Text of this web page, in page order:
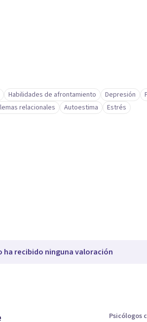
Habilidades de afrontamiento Depresión
relacionales Autoestima Estrés
ha recibido ninguna valoración
Psicólogos